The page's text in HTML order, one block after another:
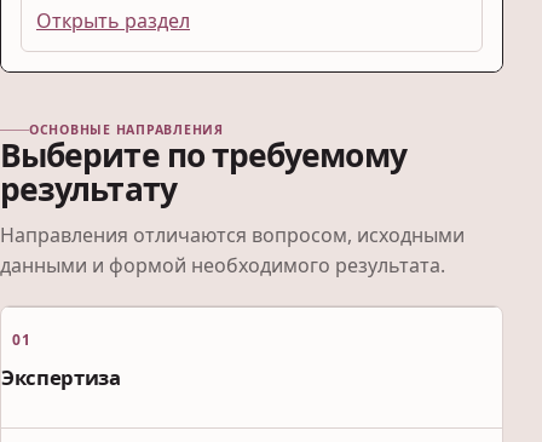
Открыть раздел
ОСНОВНЫЕ НАПРАВЛЕНИЯ
Выберите по требуемому
результату
Направления отличаются вопросом, исходными
данными и формой необходимого результата.
01
Экспертиза